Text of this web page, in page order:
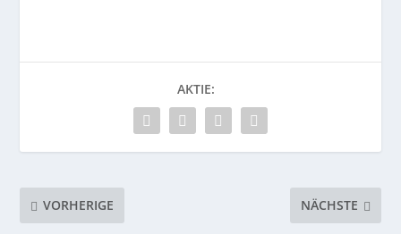
AKTIE:
VORHERIGE NÄCHSTE